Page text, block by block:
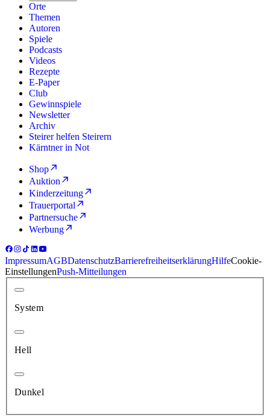
Orte
Themen
Autoren
Spiele
Podcasts
Videos
Rezepte
E-Paper
Club
Gewinnspiele
Newsletter
Archiv
Steirer helfen Steirern
Kärntner in Not
Shop
Auktion
Kinderzeitung
Trauerportal
Partnersuche
Werbung
ImpressumAGBDatenschutzBarrierefreiheitserklärungHilfeCookie-
EinstellungenPush-Mitteilungen
System
Hell
Dunkel